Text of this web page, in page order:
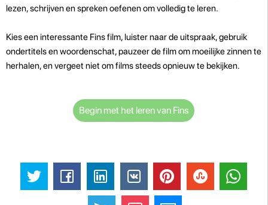
lezen, schrijven en spreken oefenen om volledig te leren.
Kies een interessante Fins film, luister naar de uitspraak, gebruik
ondertitels en woordenschat, pauzeer de film om moeilijke zinnen te
herhalen, en vergeet niet om films steeds opnieuw te bekijken.
Begin met het leren van Fins